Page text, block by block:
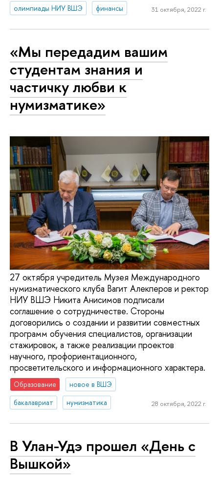
олимпиады НИУ ВШЭ
финансы 31 октября, 2022 г.
«Мы передадим вашим
студентам знания и
частичку любви к
нумизматике»
27 октября учредитель Музея Международного
нумизматического клуба Вагит Алекперов и ректор
НИУ ВШЭ Никита Анисимов подписали
соглашение о сотрудничестве. Стороны
договорились о создании и развитии совместных
программ обучения специалистов, организации
стажировок, а также реализации проектов
научного, профориентационного,
просветительского и информационного характера.
Образование
новое в ВШЭ
бакалавриат
нумизматика 28 октября, 2022 г.
В Улан-Удэ прошел «День с
Вышкой»